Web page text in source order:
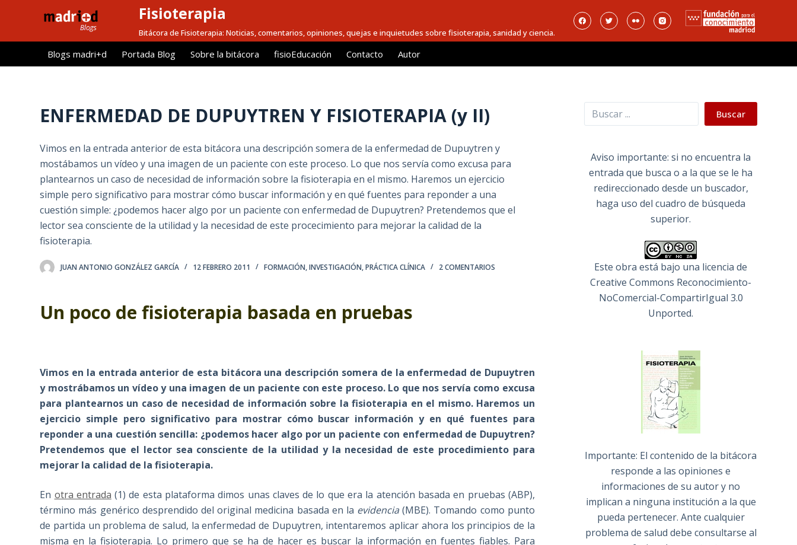
l
Fisioterapia
Bitácora de Fisioterapia: Noticias, comentarios, opiniones, quejas e inquietudes sobre fisioterapia, sanidad y ciencia.
Blogs madri+d Portada Blog Sobre la bitácora fisioEducación Contacto Autor
ENFERMEDAD DE DUPUYTREN Y FISIOTERAPIA (y II)
Vimos en la entrada anterior de esta bitácora una descripción somera de la enfermedad de Dupuytren y
mostábamos un vídeo y una imagen de un paciente con este proceso. Lo que nos servía como excusa para
plantearnos un caso de necesidad de información sobre la fisioterapia en el mismo. Haremos un ejercicio
simple pero significativo para mostrar cómo buscar información y en qué fuentes para reponder a una
cuestión simple: ¿podemos hacer algo por un paciente con enfermedad de Dupuytren? Pretendemos que el
lector sea consciente de la utilidad y la necesidad de este procecimiento para mejorar la calidad de la
fisioterapia.
JUAN ANTONIO GONZÁLEZ GARCÍA 12 FEBRERO 2011 FORMACIÓN,INVESTIGACIÓN,PRÁCTICA CLÍNICA 2 COMENTARIOS
Un poco de fisioterapia basada en pruebas
Vimos en la entrada anterior de esta bitácora una descripción somera de la enfermedad de Dupuytren
y mostrábamos un vídeo y una imagen de un paciente con este proceso. Lo que nos servía como excusa
para plantearnos un caso de necesidad de información sobre la fisioterapia en el mismo. Haremos un
ejercicio simple pero significativo para mostrar cómo buscar información y en qué fuentes para
reponder a una cuestión sencilla: ¿podemos hacer algo por un paciente con enfermedad de Dupuytren?
Pretendemos que el lector sea consciente de la utilidad y la necesidad de este procedimiento para
mejorar la calidad de la fisioterapia.
En otra entrada (1) de esta plataforma dimos unas claves de lo que era la atención basada en pruebas (ABP),
término más genérico desprendido del original medicina basada en la evidencia(MBE). Tomando como punto
de partida un problema de salud, la enfermedad de Dupuytren, intentaremos aplicar ahora los principios de la
misma en la fisioterapia. Lo primero que se ha de hacer es buscar la información en fuentes fiables. Para
Buscar Buscar
Aviso importante: si no encuentra la
entrada que busca o a la que se le ha
redireccionado desde un buscador,
haga uso del cuadro de búsqueda
superior.
Este obra está bajo una licencia de
Creative Commons Reconocimiento-
NoComercial-CompartirIgual 3.0
Unported.
Importante: El contenido de la bitácora
responde a las opiniones e
informaciones de su autor y no
implican a ninguna institución a la que
pueda pertenecer. Ante cualquier
problema de salud debe consultarse al